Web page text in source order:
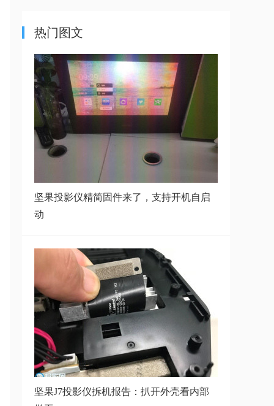
坚果O1S最新固件下载,坚果O1S固
件下载安装
坚果JmGO_J6S 1.1.52版本固件更
新
坚果P2固件1.1.81版本分享,附安装
包和操作
坚果JmGO_M6 最新固件1.0.38发
热门图文
坚果投影仪精简固件来了，支持开机自启
动
坚果J7投影仪拆机报告：扒开外壳看内部